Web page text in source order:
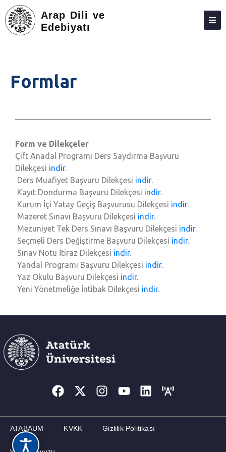
Arap Dili ve
Edebiyatı
DERS PROGRAMI
ARAŞTIRMA
TOPLUMA KATKI
ADAY ÖĞRENCILER
FEDEK
MEMNUNIYET ANKETI
İLETIŞIM
Formlar
Form ve Dilekçeler
Çift Anadal Programı Ders Saydırma Başvuru
Dilekçesi indir.
Ders Muafiyet Başvuru Dilekçesi indir.
Kayıt Dondurma Başvuru Dilekçesi indir.
Kurum İçi Yatay Geçiş Başvurusu Dilekçesi indir.
Mazeret Sınavı Başvuru Dilekçesi indir.
Mezuniyet Tek Ders Sınavı Başvuru Dilekçesi indir.
Seçmeli Ders Değiştirme Başvuru Dilekçesi indir.
Sınav Notu İtiraz Dilekçesi indir.
Yandal Programı Başvuru Dilekçesi indir.
Yaz Okulu Başvuru Dilekçesi indir.
Yeni Yönetmeliğe İntibak Dilekçesi indir.
ATABAUM KVKK Gizlilik Politikası